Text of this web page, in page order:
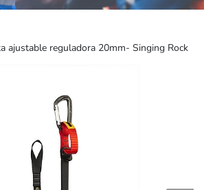
ajustable reguladora 20mm- Singing Rock